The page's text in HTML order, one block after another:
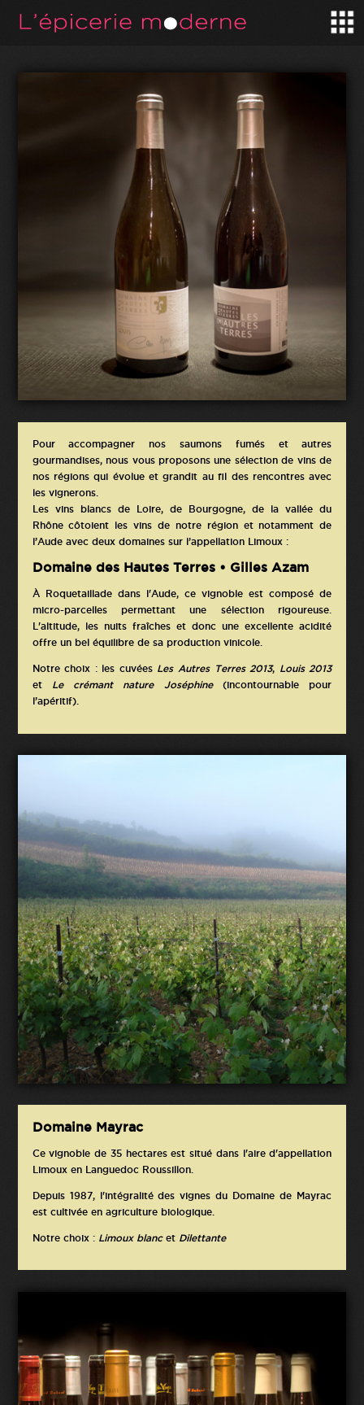
Pour accompagner nos saumons fumés et autres
gourmandises, nous vous proposons une sélection de vins de
nos régions qui évolue et grandit au fil des rencontres avec
les vignerons.
Les vins blancs de Loire, de Bourgogne, de la vallée du
Rhône côtoient les vins de notre région et notamment de
l’Aude avec deux domaines sur l’appellation Limoux :
Domaine des Hautes Terres • Gilles Azam
À Roquetaillade dans l'Aude, ce vignoble est composé de
micro-parcelles permettant une sélection rigoureuse.
L'altitude, les nuits fraîches et donc une excellente acidité
offre un bel équilibre de sa production vinicole.
Notre choix : les cuvées Les Autres Terres 2013, Louis 2013
et Le crémant nature Joséphine(incontournable pour
l’apéritif).
Domaine Mayrac
Ce vignoble de 35 hectares est situé dans l'aire d'appellation
Limoux en Languedoc Roussillon.
Depuis 1987, l'intégralité des vignes du Domaine de Mayrac
est cultivée en agriculture biologique.
Notre choix : Limoux blancet Dilettante